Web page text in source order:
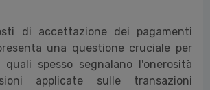
di accettazione dei pagamenti
una questione cruciale per
spesso segnalano l'onerosità
applicate sulle transazioni